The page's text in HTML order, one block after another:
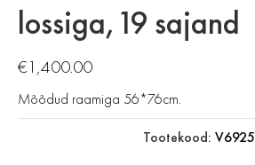
lossiga,19 sajand
€1,400.00
Mõõdud raamiga 56*76cm.
Tootekood: V6925